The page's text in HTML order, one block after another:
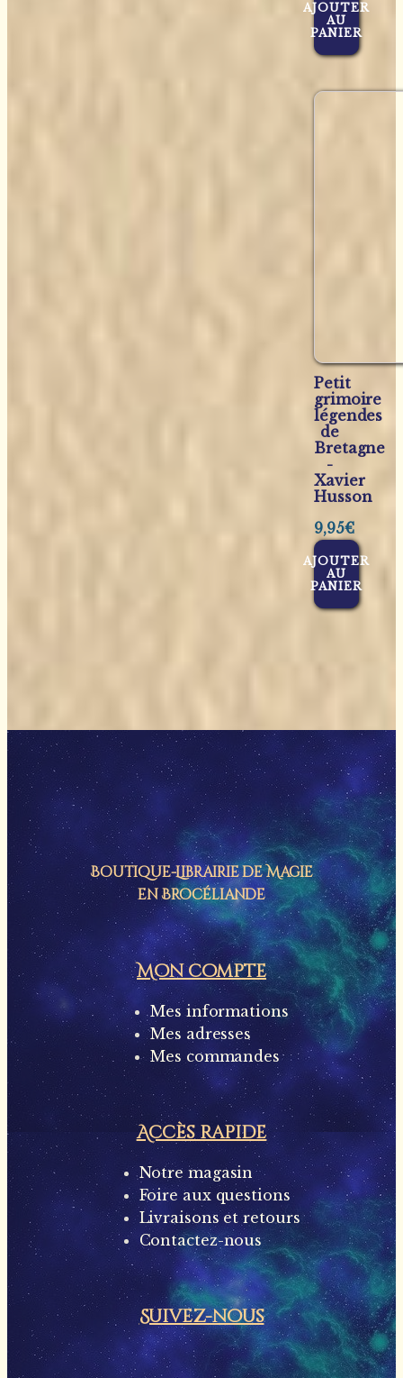
AJOUTER
AU
PANIER
Petit
grimoire
légendes
de
Bretagne
-
Xavier
Husson
9,95€
AJOUTER
AU
PANIER
Boutique-Librairie deMagie
en Brocéliande
Mon compte
Mes informations
Mes adresses
Mes commandes
Accès rapide
Notre magasin
Foire aux questions
Livraisons et retours
Contactez-nous
Suivez-nous